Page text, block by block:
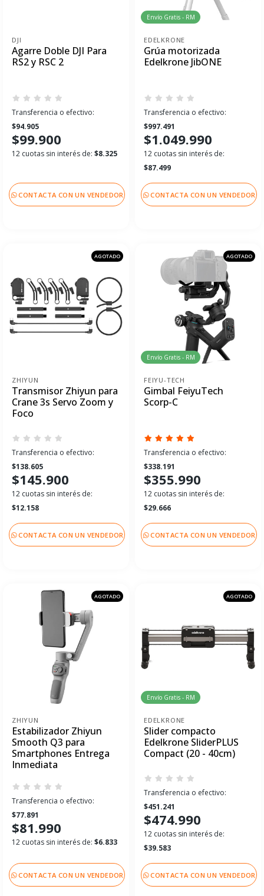
DJI
Agarre Doble DJI Para
RS2 y RSC 2
Transferencia o efectivo:
$94.905
$99.900
12 cuotas sin interés de: $8.325
CONTACTA CON UN VENDEDOR
Envío Gratis - RM
EDELKRONE
Grúa motorizada
Edelkrone JibONE
Transferencia o efectivo:
$997.491
$1.049.990
12 cuotas sin interés de:
$87.499
CONTACTA CON UN VENDEDOR
AGOTADO
ZHIYUN
Transmisor Zhiyun para
Crane 3s Servo Zoom y
Foco
Transferencia o efectivo:
$138.605
$145.900
12 cuotas sin interés de:
$12.158
CONTACTA CON UN VENDEDOR
AGOTADO
Envío Gratis - RM
FEIYU-TECH
Gimbal FeiyuTech
Scorp-C
Transferencia o efectivo:
$338.191
$355.990
12 cuotas sin interés de:
$29.666
CONTACTA CON UN VENDEDOR
AGOTADO
ZHIYUN
Estabilizador Zhiyun
Smooth Q3 para
Smartphones Entrega
Inmediata
Transferencia o efectivo:
$77.891
$81.990
12 cuotas sin interés de: $6.833
CONTACTA CON UN VENDEDOR
AGOTADO
Envío Gratis - RM
EDELKRONE
Slider compacto
Edelkrone SliderPLUS
Compact (20 - 40cm)
Transferencia o efectivo:
$451.241
$474.990
12 cuotas sin interés de:
$39.583
CONTACTA CON UN VENDEDOR